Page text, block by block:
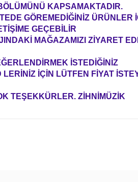
KAPSAMAKTADIR.
GÖREMEDİĞİNİZ ÜRÜNLER
GEÇEBİLİR
MAĞAZAMIZI ZİYARET
İSTEDİĞİNİZ
İÇİN LÜTFEN FİYAT
TEŞEKKÜRLER. ZİHNİMÜZİK